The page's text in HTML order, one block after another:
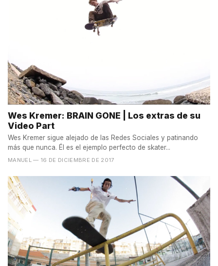
Wes Kremer: BRAIN GONE | Los extras de su
Video Part
Wes Kremer sigue alejado de las Redes Sociales y patinando
más que nunca. Él es el ejemplo perfecto de skater...
MANUEL — 16 DE DICIEMBRE DE 2017